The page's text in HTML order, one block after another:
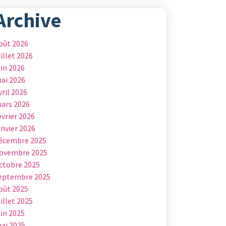
2026
2026
2026
2026
2026
2026
2026
2026
2025
2025
2025
2025
2025
2025
2025